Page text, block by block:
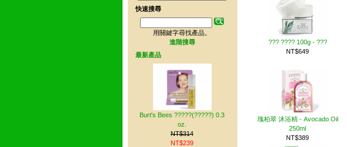
??? ???? 100g - ???
NT$649
瑰柏翠 沐浴精 - Avocado Oil
250ml
NT$389
快速搜尋
用關鍵字尋找產品。
進階搜尋
最新產品
Burt's Bees ?????(?????) 0.3
oz.
NT$314
NT$239